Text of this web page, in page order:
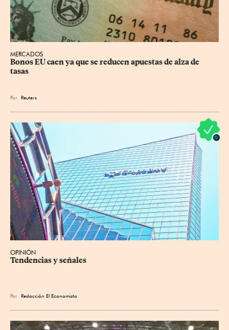
MERCADOS
Bonos EU caen ya que se reducen apuestas de alza de
tasas
Por Reuters
OPINIÓN
Tendencias y señales
Por Redacción El Economista